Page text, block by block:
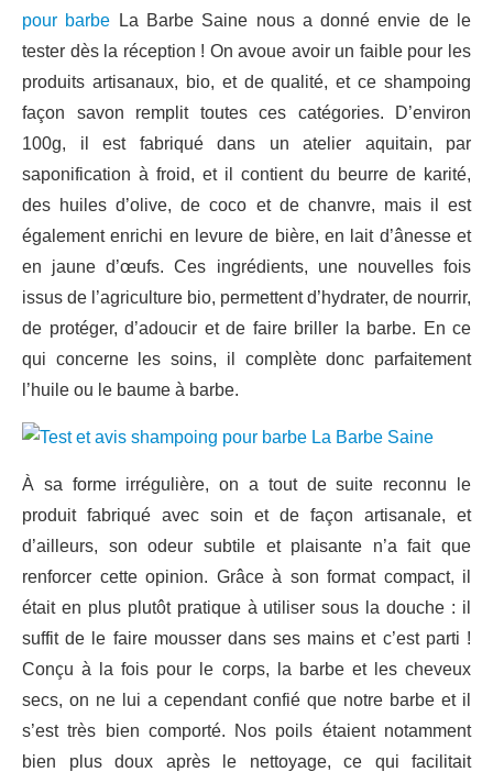
pour barbe La Barbe Saine nous a donné envie de le
tester dès la réception ! On avoue avoir un faible pour les
produits artisanaux, bio, et de qualité, et ce shampoing
façon savon remplit toutes ces catégories. D’environ
100g, il est fabriqué dans un atelier aquitain, par
saponification à froid, et il contient du beurre de karité,
des huiles d’olive, de coco et de chanvre, mais il est
également enrichi en levure de bière, en lait d’ânesse et
en jaune d’œufs. Ces ingrédients, une nouvelles fois
issus de l’agriculture bio, permettent d’hydrater, de nourrir,
de protéger, d’adoucir et de faire briller la barbe. En ce
qui concerne les soins, il complète donc parfaitement
l’huile ou le baume à barbe.
À sa forme irrégulière, on a tout de suite reconnu le
produit fabriqué avec soin et de façon artisanale, et
d’ailleurs, son odeur subtile et plaisante n’a fait que
renforcer cette opinion. Grâce à son format compact, il
était en plus plutôt pratique à utiliser sous la douche : il
suffit de le faire mousser dans ses mains et c’est parti !
Conçu à la fois pour le corps, la barbe et les cheveux
secs, on ne lui a cependant confié que notre barbe et il
s’est très bien comporté. Nos poils étaient notamment
bien plus doux après le nettoyage, ce qui facilitait